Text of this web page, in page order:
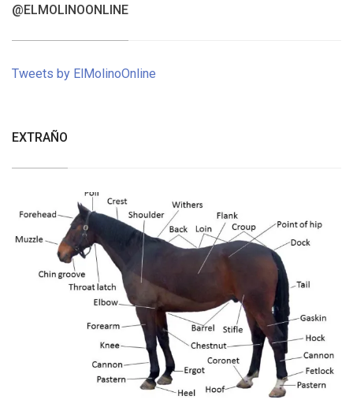
@ELMOLINOONLINE
Tweets by ElMolinoOnline
EXTRAÑO